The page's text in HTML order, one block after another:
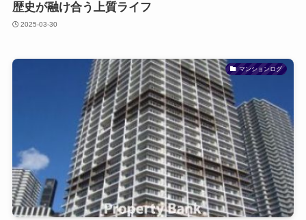
歴史が融け合う上質ライフ
2025-03-30
マンションログ